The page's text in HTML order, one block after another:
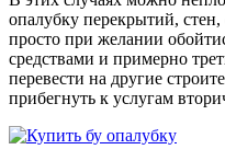
опалубку перекрытий,
просто при желании
средствами и примерно
перевести на другие
прибегнуть к услугам